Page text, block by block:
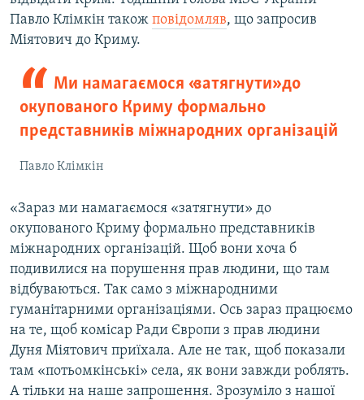
Павло Клімкін також повідомляв, що запросив
Міятович до Криму.
Ми намагаємося «затягнути» до
окупованого Криму формально
представників міжнародних організацій
Павло Клімкін
«Зараз ми намагаємося «затягнути» до
окупованого Криму формально представників
міжнародних організацій. Щоб вони хоча б
подивилися на порушення прав людини, що там
відбуваються. Так само з міжнародними
гуманітарними організаціями. Ось зараз працюємо
на те, щоб комісар Ради Європи з прав людини
Дуня Міятович приїхала. Але не так, щоб показали
там «потьомкінські» села, як вони завжди роблять.
А тільки на наше запрошення. Зрозуміло з нашої